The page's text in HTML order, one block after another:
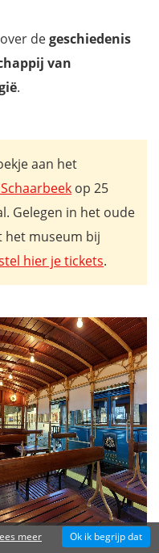
degeschiedenis
van
.
aan het
op 25
Gelegen in het oude
het museum bij
hier je tickets.
meer Ok ik begrijp dat